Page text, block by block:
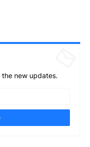
new updates.